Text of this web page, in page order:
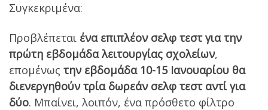
Συγκεκριμένα:
Προβλέπεται ένα επιπλέον σελφ τεστ για την
πρώτη εβδομάδα λειτουργίας σχολείων,
επομένως την εβδομάδα 10-15 Ιανουαρίου θα
διενεργηθούν τρία δωρεάν σελφ τεστ αντί για
δύο. Μπαίνει, λοιπόν, ένα πρόσθετο φίλτρο